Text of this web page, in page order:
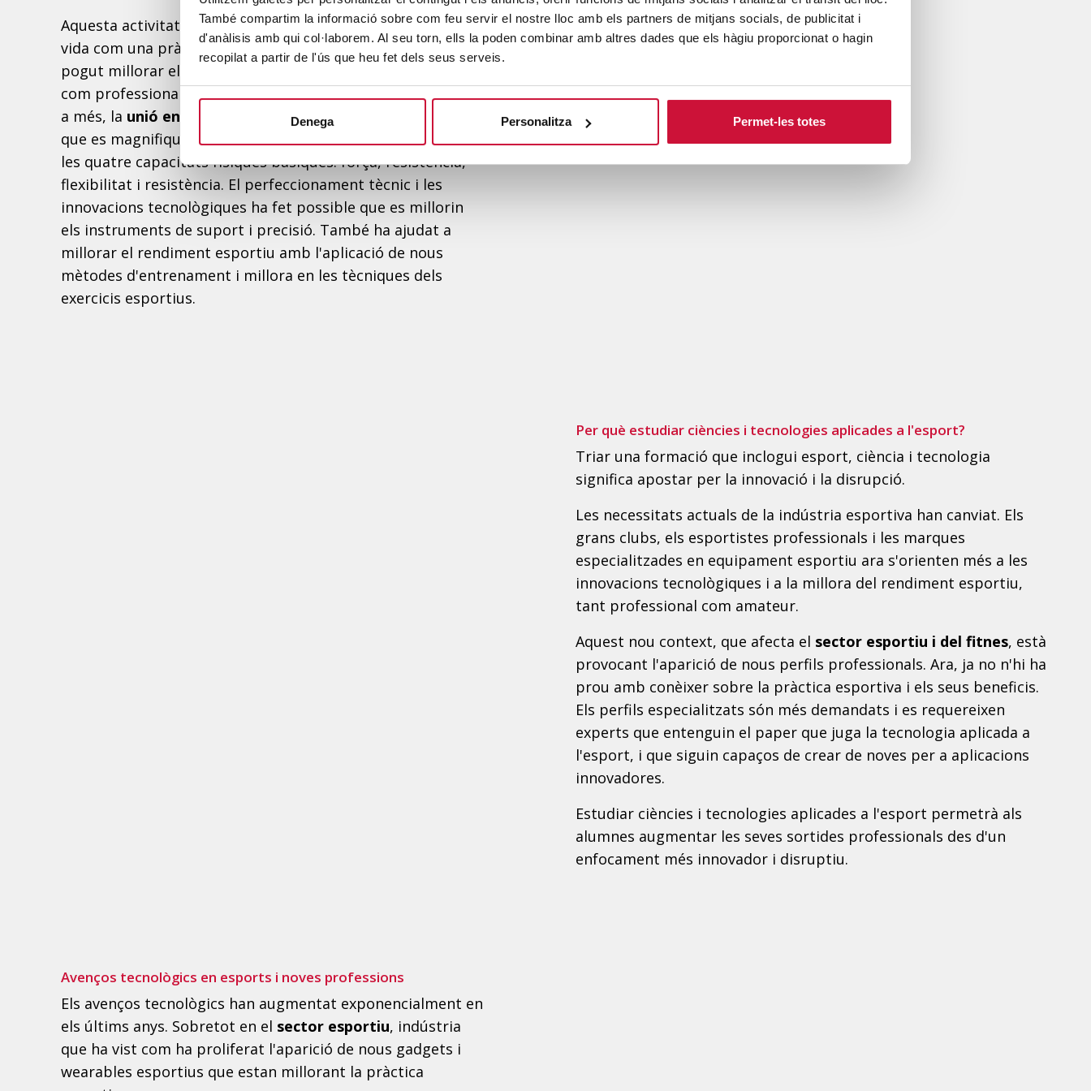
També compartim la informació sobre com feu servir el nostre lloc amb els partners de mitjans socials, de publicitat i
d'anàlisis amb qui col·laborem. Al seu torn, ells la poden combinar amb altres dades que els hàgiu proporcionat o hagin
recopilat a partir de l'ús que heu fet dels seus serveis.
Denega Personalitza Permet-les totes
Aquesta activitat fisicoesportiva s'ha incorporat a la nostra
vida com una pràctica social. A través de la ciència s'ha
pogut millorar el rendiment dels esportistes, tant amateurs
com professionals, d'una forma segura i controlada. A més
a més, la unió entre ciència i tecnologia
que es magnifiquin les possibilitats corporals maximitzant
les quatre capacitats físiques bàsiques: força, resistència,
flexibilitat i resistència. El perfeccionament tècnic i les
innovacions tecnològiques ha fet possible que es millorin
els instruments de suport i precisió. També ha ajudat a
millorar el rendiment esportiu amb l'aplicació de nous
mètodes d'entrenament i millora en les tècniques dels
exercicis esportius.
Per què estudiar ciències i tecnologies aplicades a l'esport?
Triar una formació que inclogui esport, ciència i tecnologia
significa apostar per la innovació i la disrupció.
Les necessitats actuals de la indústria esportiva han canviat. Els
grans clubs, els esportistes professionals i les marques
especialitzades en equipament esportiu ara s'orienten més a les
innovacions tecnològiques i a la millora del rendiment esportiu,
tant professional com amateur.
Aquest nou context, que afecta el sector esportiu i del fitnes, està
provocant l'aparició de nous perfils professionals. Ara, ja no n'hi ha
prou amb conèixer sobre la pràctica esportiva i els seus beneficis.
Els perfils especialitzats són més demandats i es requereixen
experts que entenguin el paper que juga la tecnologia aplicada a
l'esport, i que siguin capaços de crear de noves per a aplicacions
innovadores.
Estudiar ciències i tecnologies aplicades a l'esport permetrà als
alumnes augmentar les seves sortides professionals des d'un
enfocament més innovador i disruptiu.
Avenços tecnològics en esports i noves professions
Els avenços tecnològics han augmentat exponencialment en
els últims anys. Sobretot en el sector esportiu, indústria
que ha vist com ha proliferat l'aparició de nous gadgets i
wearables esportius que estan millorant la pràctica